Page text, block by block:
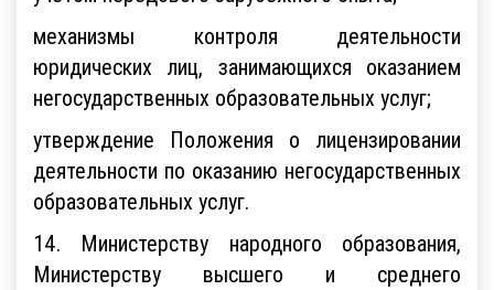
механизмы контроля деятельности
юридических лиц, занимающихся оказанием
негосударственных образовательных услуг;
утверждение Положения о лицензировании
деятельности по оказанию негосударственных
образовательных услуг.
14. Министерству народного образования,
Министерству высшего и среднего